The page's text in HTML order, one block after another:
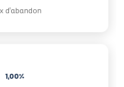
d'abandon
1,00%